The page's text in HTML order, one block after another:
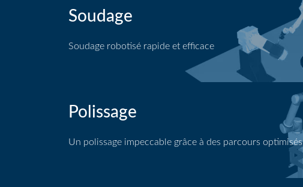
Soudage
Soudage robotisé rapide et efficace
Polissage
Un polissage impeccable grâce à des parcours optimisés